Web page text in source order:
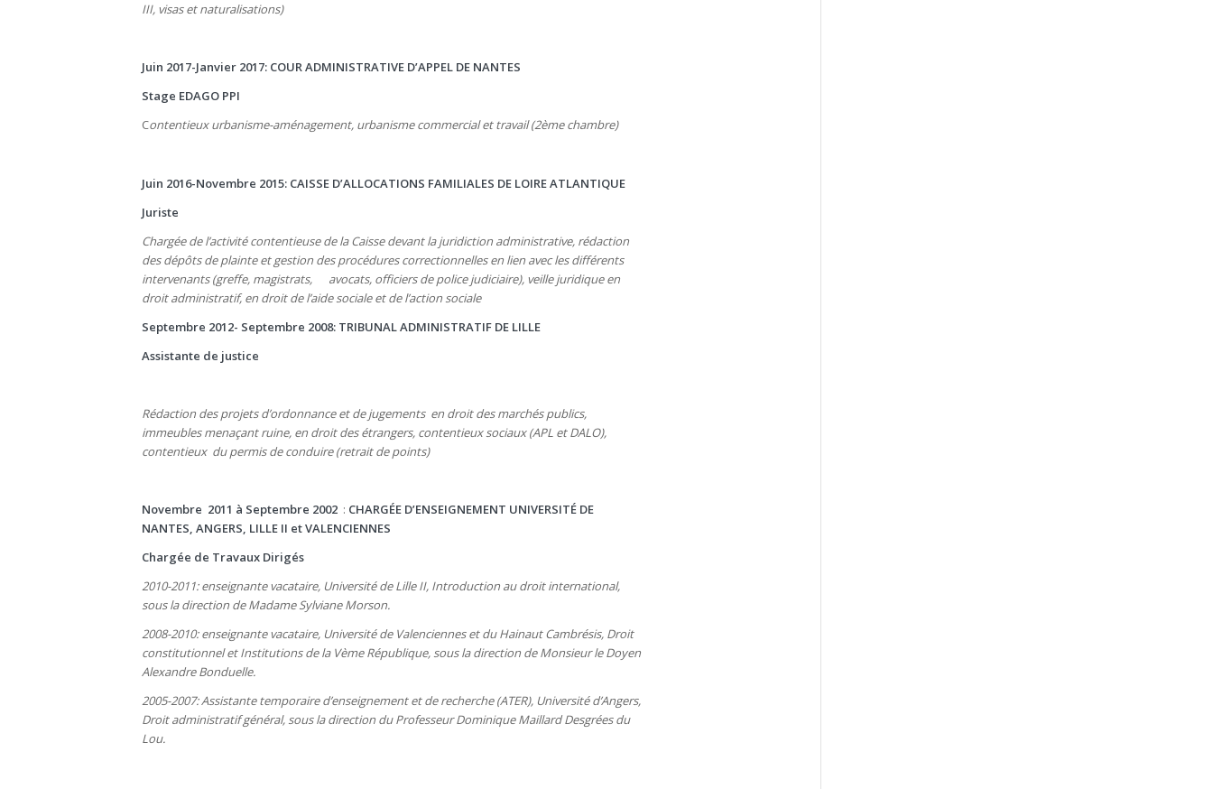
III, visas et naturalisations)
Juin 2017-Janvier 2017: COUR ADMINISTRATIVE D’APPEL DE NANTES
Stage EDAGO PPI
Contentieux urbanisme-aménagement, urbanisme commercial et travail (2ème chambre)
Juin 2016-Novembre 2015: CAISSE D’ALLOCATIONS FAMILIALES DE LOIRE ATLANTIQUE
Juriste
Chargée de l’activité contentieuse de la Caisse devant la juridiction administrative, rédaction
des dépôts de plainte et gestion des procédures correctionnelles en lien avec les différents
intervenants (greffe, magistrats, avocats, officiers de police judiciaire), veille juridique en
droit administratif, en droit de l’aide sociale et de l’action sociale
Septembre 2012- Septembre 2008: TRIBUNAL ADMINISTRATIF DE LILLE
Assistante de justice
Rédaction des projets d’ordonnance et de jugements en droit des marchés publics,
immeubles menaçant ruine, en droit des étrangers, contentieux sociaux (APL et DALO),
contentieux du permis de conduire (retrait de points)
Novembre 2011 à Septembre 2002 : CHARGÉE D’ENSEIGNEMENT UNIVERSITÉ DE
NANTES, ANGERS, LILLE II et VALENCIENNES
Chargée de Travaux Dirigés
2010-2011: enseignante vacataire, Université de Lille II, Introduction au droit international,
sous la direction de Madame Sylviane Morson.
2008-2010: enseignante vacataire, Université de Valenciennes et du Hainaut Cambrésis, Droit
constitutionnel et Institutions de la Vème République, sous la direction de Monsieur le Doyen
Alexandre Bonduelle.
2005-2007: Assistante temporaire d’enseignement et de recherche (ATER), Université d’Angers,
Droit administratif général, sous la direction du Professeur Dominique Maillard Desgrées du
Lou.